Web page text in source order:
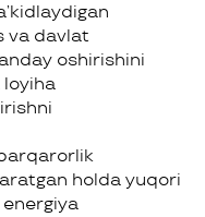
va davlat
oshirishini
loyiha
holda yuqori